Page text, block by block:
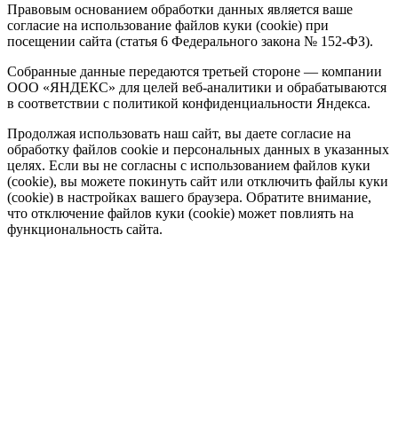
Правовым основанием обработки данных является ваше
согласие на использование файлов куки (cookie) при
посещении сайта (статья 6 Федерального закона № 152-ФЗ).
Собранные данные передаются третьей стороне — компании
ООО «ЯНДЕКС» для целей веб-аналитики и обрабатываются
в соответствии с политикой конфиденциальности Яндекса.
Продолжая использовать наш сайт, вы даете согласие на
обработку файлов cookie и персональных данных в указанных
целях. Если вы не согласны с использованием файлов куки
(cookie), вы можете покинуть сайт или отключить файлы куки
(cookie) в настройках вашего браузера. Обратите внимание,
что отключение файлов куки (cookie) может повлиять на
функциональность сайта.